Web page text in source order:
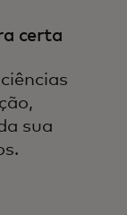
uma
certa
sua